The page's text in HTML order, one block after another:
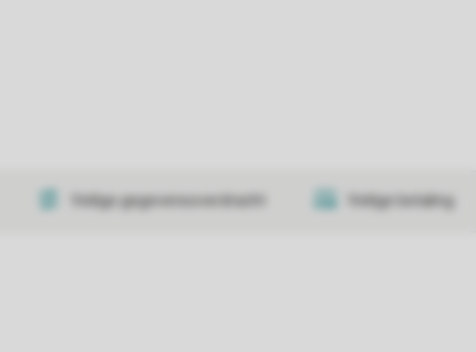
Veilige gegevensoverdracht Veilige betaling